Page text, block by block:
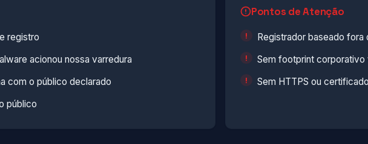
registro
acionou nossa varredura
com o público declarado
público
Pontos de Atenção
Registrador baseado fora
Sem footprint corporativo
Sem HTTPS ou